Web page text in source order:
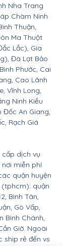
Nha Trang
Chàm Ninh
Thuận,
Ma Thuột
Lắc), Gia
Đà Lạt Bảo
Phước, Cai
Cao Lãnh
Vĩnh Long,
Ninh Kiều
Đốc An Giang,
Rạch Giá
cấp dịch vụ
miễn phí
quận huyện
(tphcm): quận
Bình Tân,
Gò Vấp,
Bình Chánh,
Giờ. Ngoài
ship rẻ đến vs